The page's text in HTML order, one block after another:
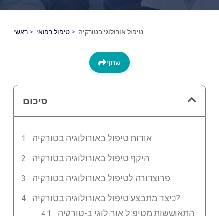
ראשי טיפול רפואי טיפול אורולוגי בטורקיה
שתף
סיכום
אודות טיפול באורולוגיה בטורקיה
היקף טיפול באורולוגיה בטורקיה
פרוצדורה לטיפול באורולוגיה בטורקיה
כיצד מתבצע טיפול באורולוגיה בטורקיה?
התאוששות מטיפול אורולוגי ב-טורקיה